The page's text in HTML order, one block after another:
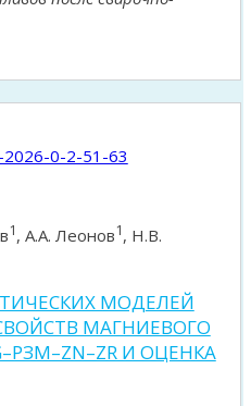
0-2-51-63
1, А.А. Леонов1, Н.В.
МОДЕЛЕЙ
МАГНИЕВОГО
И ОЦЕНКА